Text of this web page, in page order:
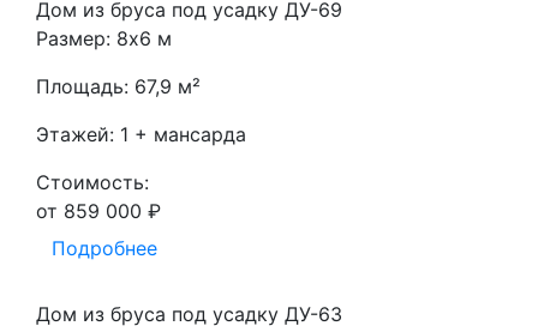
Дом из бруса под усадку ДУ-69
Размер: 8х6 м
Площадь: 67,9 м²
Этажей: 1 + мансарда
Стоимость:
от 859 000 ₽
Подробнее
Дом из бруса под усадку ДУ-63